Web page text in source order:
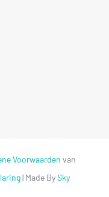
Voorwaarden van
| Made BySky